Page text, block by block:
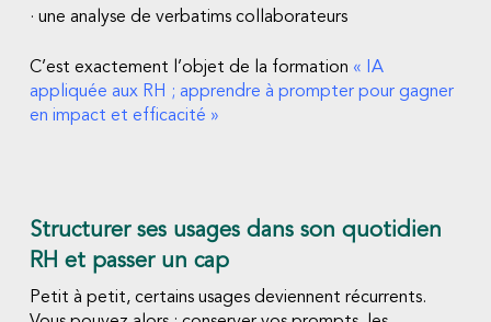
· une analyse de verbatims collaborateurs
C’est exactement l’objet de la formation « IA
appliquée aux RH ; apprendre à prompter pour gagner
en impact et efficacité »
Structurer ses usages dans son quotidien
RH et passer un cap
Petit à petit, certains usages deviennent récurrents.